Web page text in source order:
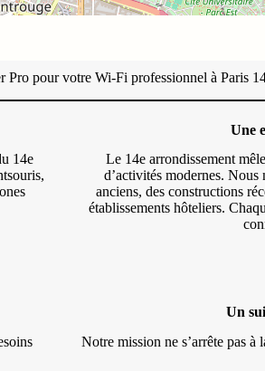
Pro pour votre Wi-Fi professionnel à Paris
14e
Une
Le 14e arrondissement
d’activités modernes.
anciens, des constructions
établissements hôteliers.
Un
Notre mission ne s’arrête pas à